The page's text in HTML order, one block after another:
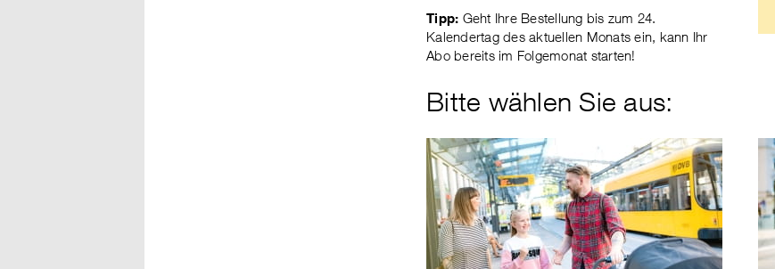
Tipp: Geht Ihre Bestellung bis zum 24.
Kalendertag des aktuellen Monats ein, kann Ihr
Abo bereits im Folgemonat starten!
Bitte wählen Sie aus: